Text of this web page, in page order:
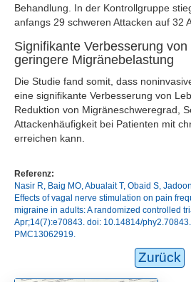
Behandlung. In der Kontrollgruppe
anfangs 29 schweren Attacken auf 32
Signifikante Verbesserung
geringere Migränebelastung
Die Studie fand somit, dass
eine signifikante Verbesserung von
Reduktion von Migräneschweregrad,
Attackenhäufigkeit bei Patienten mit
erreichen kann.
Referenz:
Nasir R, Baig MO, Abualait T, Obaid S,
Effects of vagal nerve stimulation on pain
migraine in adults: A randomized controlled
Apr;14(7):e70843. doi: 10.14814/
PMC13062919.
Zurück